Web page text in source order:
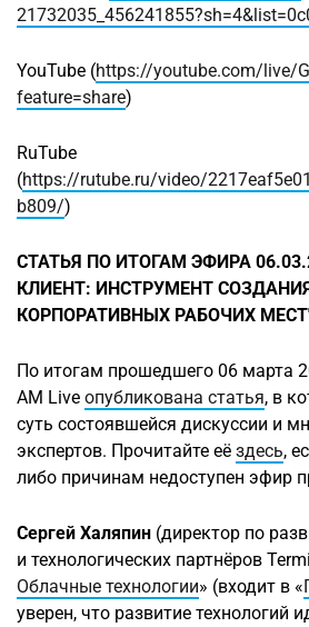
YouTube (https://youtube.com/live/
feature=share)
RuTube
(https://rutube.ru/video/
b809/)
СТАТЬЯ ПО ИТОГАМ ЭФИРА
КЛИЕНТ: ИНСТРУМЕНТ
КОРПОРАТИВНЫХ РАБОЧИХ
По итогам прошедшего 06 марта
AM Live опубликована статья, в
суть состоявшейся дискуссии и
экспертов. Прочитайте её здесь,
либо причинам недоступен эфир
Сергей Халяпин (директор по
и технологических партнёров
Облачные технологии» (входит в «
уверен, что развитие технологий